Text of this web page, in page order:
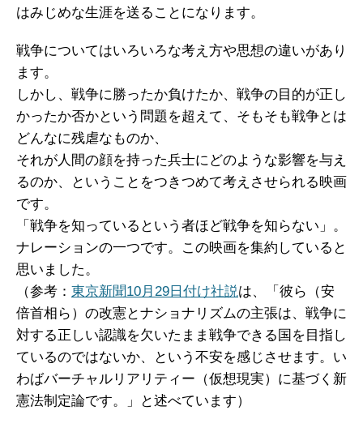
はみじめな生涯を送ることになります。
戦争についてはいろいろな考え方や思想の違いがあり
ます。
しかし、戦争に勝ったか負けたか、戦争の目的が正し
かったか否かという問題を超えて、そもそも戦争とは
どんなに残虐なものか、
それが人間の顔を持った兵士にどのような影響を与え
るのか、ということをつきつめて考えさせられる映画
です。
「戦争を知っているという者ほど戦争を知らない」。
ナレーションの一つです。この映画を集約していると
思いました。
（参考： 東京新聞10月29日付け社説は、「彼ら（安
倍首相ら）の改憲とナショナリズムの主張は、戦争に
対する正しい認識を欠いたまま戦争できる国を目指し
ているのではないか、という不安を感じさせます。い
わばバーチャルリアリティー（仮想現実）に基づく新
憲法制定論です。」と述べています）